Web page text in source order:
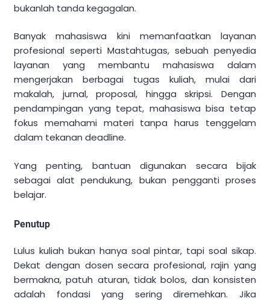
bukanlah tanda kegagalan.
Banyak mahasiswa kini memanfaatkan layanan
profesional seperti Mastahtugas, sebuah penyedia
layanan yang membantu mahasiswa dalam
mengerjakan berbagai tugas kuliah, mulai dari
makalah, jurnal, proposal, hingga skripsi. Dengan
pendampingan yang tepat, mahasiswa bisa tetap
fokus memahami materi tanpa harus tenggelam
dalam tekanan deadline.
Yang penting, bantuan digunakan secara bijak
sebagai alat pendukung, bukan pengganti proses
belajar.
Penutup
Lulus kuliah bukan hanya soal pintar, tapi soal sikap.
Dekat dengan dosen secara profesional, rajin yang
bermakna, patuh aturan, tidak bolos, dan konsisten
adalah fondasi yang sering diremehkan. Jika